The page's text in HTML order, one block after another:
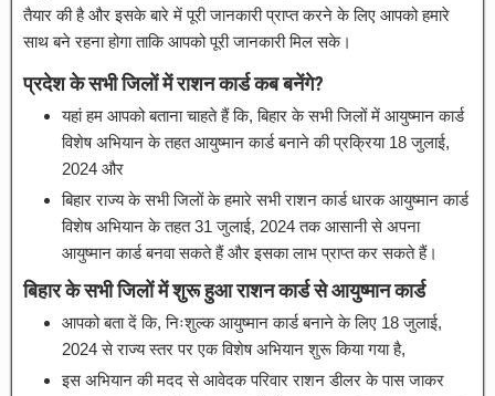
तैयार की है और इसके बारे में पूरी जानकारी प्राप्त करने के लिए आपको हमारे
साथ बने रहना होगा ताकि आपको पूरी जानकारी मिल सके।
प्रदेश के सभी जिलों में राशन कार्ड कब बनेंगे?
यहां हम आपको बताना चाहते हैं कि, बिहार के सभी जिलों में आयुष्मान कार्ड
विशेष अभियान के तहत आयुष्मान कार्ड बनाने की प्रक्रिया 18 जुलाई,
2024 और
बिहार राज्य के सभी जिलों के हमारे सभी राशन कार्ड धारक आयुष्मान कार्ड
विशेष अभियान के तहत 31 जुलाई, 2024 तक आसानी से अपना
आयुष्मान कार्ड बनवा सकते हैं और इसका लाभ प्राप्त कर सकते हैं।
बिहार के सभी जिलों में शुरू हुआ राशन कार्ड से आयुष्मान कार्ड
आपको बता दें कि, निःशुल्क आयुष्मान कार्ड बनाने के लिए 18 जुलाई,
2024 से राज्य स्तर पर एक विशेष अभियान शुरू किया गया है,
इस अभियान की मदद से आवेदक परिवार राशन डीलर के पास जाकर